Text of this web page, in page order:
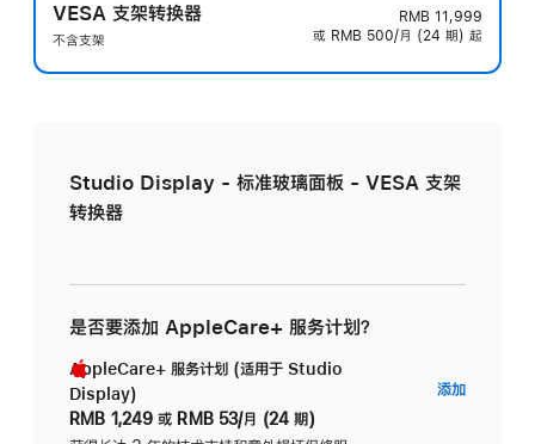
VESA 支架转换器
不含支架
RMB 11,999
或 RMB 500/月 (24 期) 起
Studio Display - 标准玻璃面板 - VESA 支架
转换器
是否要添加 AppleCare+ 服务计划？
AppleCare+ 服务计划 (适用于 Studio
Display)
RMB 1,249 或 RMB 53/月 (24 期)
添加